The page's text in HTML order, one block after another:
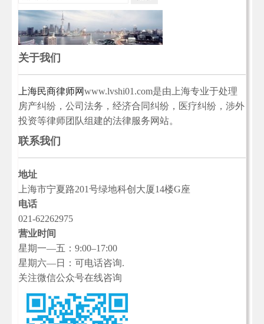
关于我们
上海民商律师网www.lvshi01.com是由上海专业于处理
房产纠纷，公司法务，经济合同纠纷，医疗纠纷，涉外
投资等律师团队组建的法律服务网站。
联系我们
地址
上海市宁夏路201号绿地科创大厦14楼G座
电话
021-62262975
营业时间
星期一—五：9:00–17:00
星期六—日：可电话咨询.
关注微信公众号在线咨询